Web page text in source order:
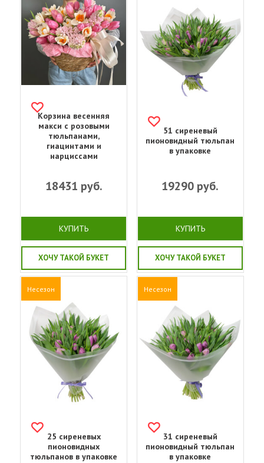
Корзина весенняя
макси с розовыми
тюльпанами,
гиацинтами и
нарциссами
18431 руб.
КУПИТЬ
ХОЧУ ТАКОЙ БУКЕТ
51 сиреневый
пионовидный тюльпан
в упаковке
19290 руб.
КУПИТЬ
ХОЧУ ТАКОЙ БУКЕТ
Несезон
25 сиреневых
пионовидных
тюльпанов в упаковке
Несезон
31 сиреневый
пионовидный тюльпан
в упаковке